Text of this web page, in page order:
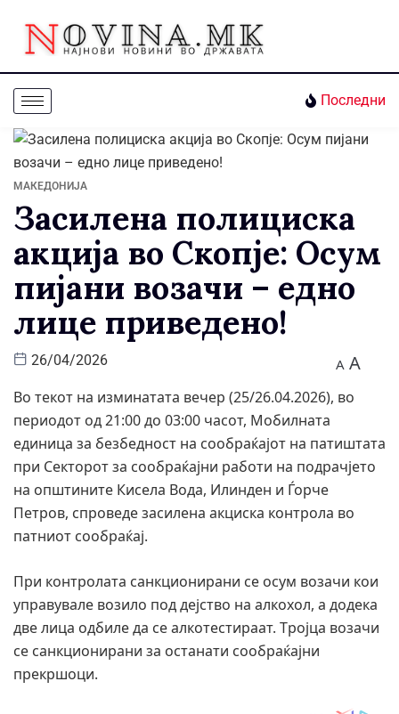
Последни
МАКЕДОНИЈА
Засилена полициска
акција во Скопје: Осум
пијани возачи – едно
лице приведено!
26/04/2026 A A
Во текот на изминатата вечер (25/26.04.2026), во
периодот од 21:00 до 03:00 часот, Мобилната
единица за безбедност на сообраќајот на патиштата
при Секторот за сообраќајни работи на подрачјето
на општините Кисела Вода, Илинден и Ѓорче
Петров, спроведе засилена акциска контрола во
патниот сообраќај.
При контролата санкционирани се осум возачи кои
управувале возило под дејство на алкохол, а додека
две лица одбиле да се алкотестираат. Tрojца возачи
се санкционирани за останати сообраќајни
прекршоци.